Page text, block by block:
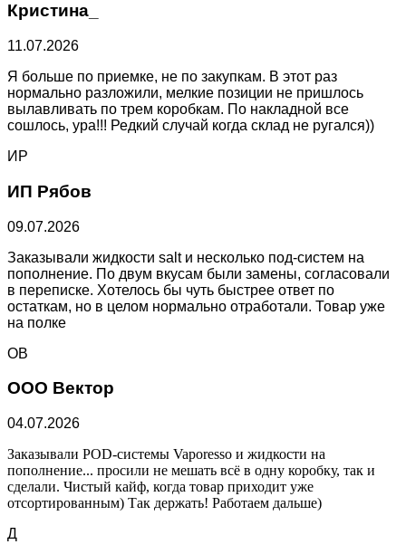
Кристина_
11.07.2026
Я больше по приемке, не по закупкам. В этот раз
нормально разложили, мелкие позиции не пришлось
вылавливать по трем коробкам. По накладной все
сошлось, ура!!! Редкий случай когда склад не ругался))
ИР
ИП Рябов
09.07.2026
Заказывали жидкости salt и несколько под-систем на
пополнение. По двум вкусам были замены, согласовали
в переписке. Хотелось бы чуть быстрее ответ по
остаткам, но в целом нормально отработали. Товар уже
на полке
ОВ
ООО Вектор
04.07.2026
Заказывали POD-системы Vaporesso и жидкости на
пополнение... просили не мешать всё в одну коробку, так и
сделали. Чистый кайф, когда товар приходит уже
отсортированным) Так держать! Работаем дальше)
Д